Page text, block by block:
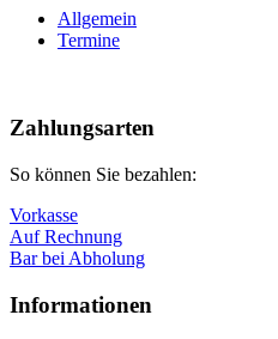
Allgemein
Termine
oben
Zahlungsarten
So können Sie bezahlen:
Vorkasse
Auf Rechnung
Bar bei Abholung
Informationen